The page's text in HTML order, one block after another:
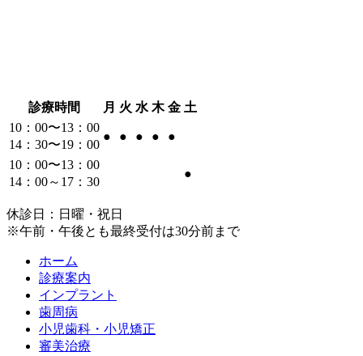
診療時間 月 火 水 木 金 土
10：00〜13：00
14：30〜19：00
● ● ● ● ●
10：00〜13：00
14：00～17：30
●
休診日：日曜・祝日
※午前・午後とも最終受付は30分前まで
ホーム
診療案内
インプラント
歯周病
小児歯科・小児矯正
審美治療